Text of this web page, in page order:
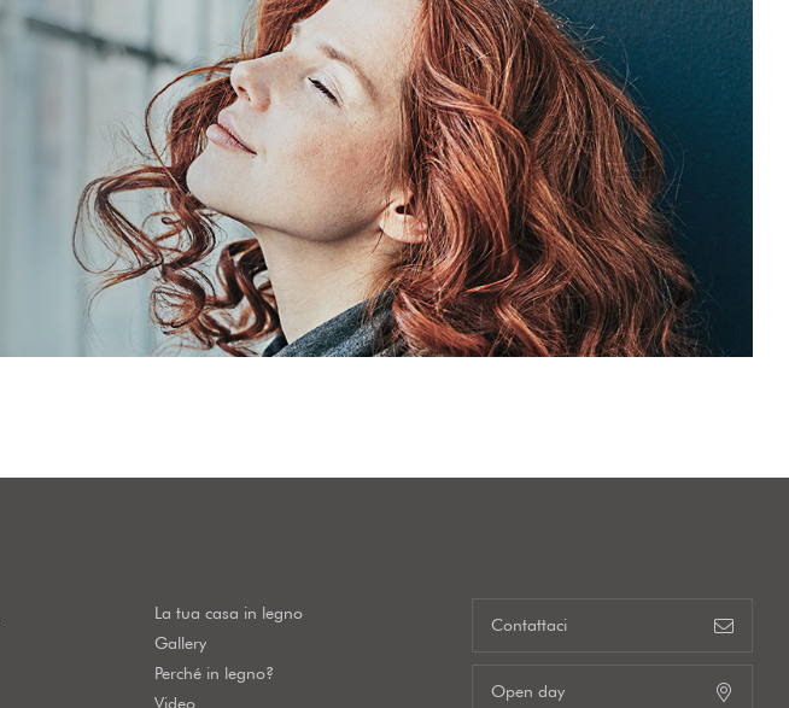
La tua casa in legno
Gallery
Perché in legno?
Video
Contattaci
Open day